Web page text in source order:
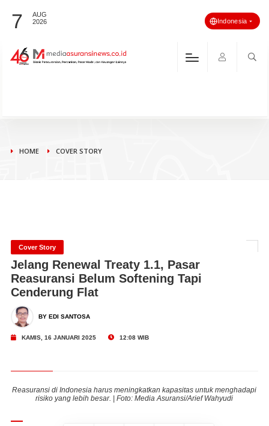
7
AUG
2026
Indonesia
HOME COVER STORY
Cover Story
Jelang Renewal Treaty 1.1, Pasar
Reasuransi Belum Softening Tapi
Cenderung Flat
BY EDI SANTOSA
KAMIS, 16 JANUARI 2025 12:08 WIB
Reasuransi di Indonesia harus meningkatkan kapasitas untuk menghadapi
risiko yang lebih besar. | Foto: Media Asuransi/Arief Wahyudi